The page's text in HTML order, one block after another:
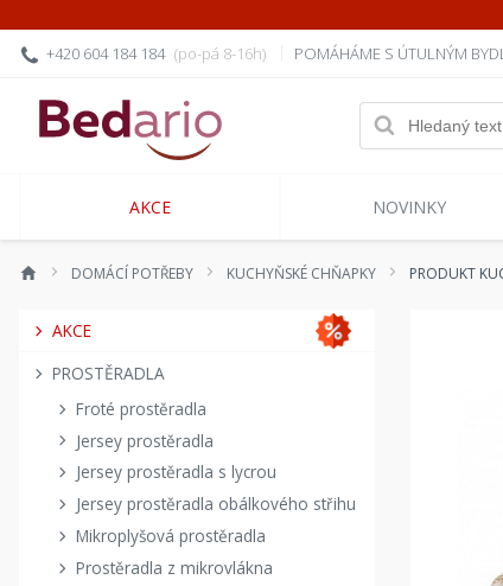
+420 604 184 184 (po-pá 8-16h) POMÁHÁME S ÚTULNÝM
AKCE NOVINKY
DOMÁCÍ POTŘEBY KUCHYŇSKÉ CHŇAPKY PRODUKT
AKCE
PROSTĚRADLA
Froté prostěradla
Jersey prostěradla
Jersey prostěradla s lycrou
Jersey prostěradla obálkového střihu
Mikroplyšová prostěradla
Prostěradla z mikrovlákna